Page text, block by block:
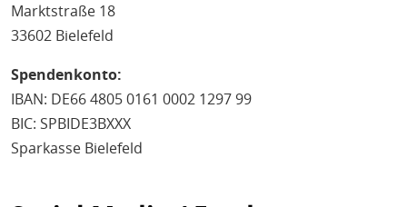
Marktstraße 18
33602 Bielefeld
Spendenkonto:
IBAN: DE66 4805 0161 0002 1297 99
BIC: SPBIDE3BXXX
Sparkasse Bielefeld